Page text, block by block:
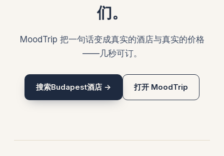
们。
MoodTrip 把一句话变成真实的酒店与真实的价格
——几秒可订。
搜索Budapest酒店 → 打开 MoodTrip